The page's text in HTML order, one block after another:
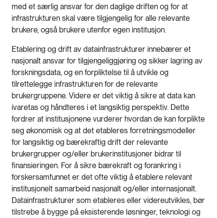
med et særlig ansvar for den daglige driften og for at
infrastrukturen skal være tilgjengelig for alle relevante
brukere, også brukere utenfor egen institusjon.
Etablering og drift av datainfrastrukturer innebærer et
nasjonalt ansvar for tilgjengeliggjøring og sikker lagring av
forskningsdata, og en forpliktelse til å utvikle og
tilrettelegge infrastrukturen for de relevante
brukergruppene. Videre er det viktig å sikre at data kan
ivaretas og håndteres i et langsiktig perspektiv. Dette
fordrer at institusjonene vurderer hvordan de kan forplikte
seg økonomisk og at det etableres forretningsmodeller
for langsiktig og bærekraftig drift der relevante
brukergrupper og/eller brukerinstitusjoner bidrar til
finansieringen. For å sikre bærekraft og forankring i
forskersamfunnet er det ofte viktig å etablere relevant
institusjonelt samarbeid nasjonalt og/eller internasjonalt.
Datainfrastrukturer som etableres eller videreutvikles, bør
tilstrebe å bygge på eksisterende løsninger, teknologi og